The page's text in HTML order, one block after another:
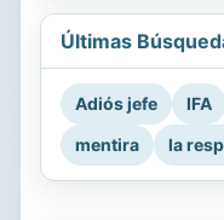
Últimas
Adiós jefe IFA
mentira
la